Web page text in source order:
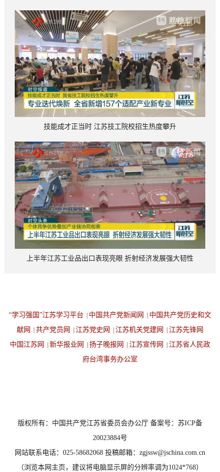
技能成才正当时 江苏技工院校招生热度攀升
上半年江苏工业品出口表现亮眼 折射经济发展强大韧性
“学习强国”江苏学习平台 中国共产党新闻网
中国共产党历史和文
献网
共产党员网 江苏党史网 江苏机关党建网
江苏先锋网
中国江苏网
新华报业网 扬子晚报网 江苏宣传网
江苏省人民政
府台湾事务办公室
版权所有：中国共产党江苏省委员会办公厅 备案号：苏ICP备
20023884号
网站联系电话：025-58682068 投稿邮箱：zgjssw@jschina.com.cn
（浏览本网主页，建议将电脑显示屏的分辨率调为1024*768）